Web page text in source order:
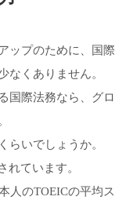
ップのために、国際
なくありません。
国際法務なら、グロ
らいでしょうか。
れています。
人のTOEICの平均ス